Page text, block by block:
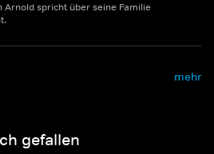
spricht über seine Familie
mehr
gefallen